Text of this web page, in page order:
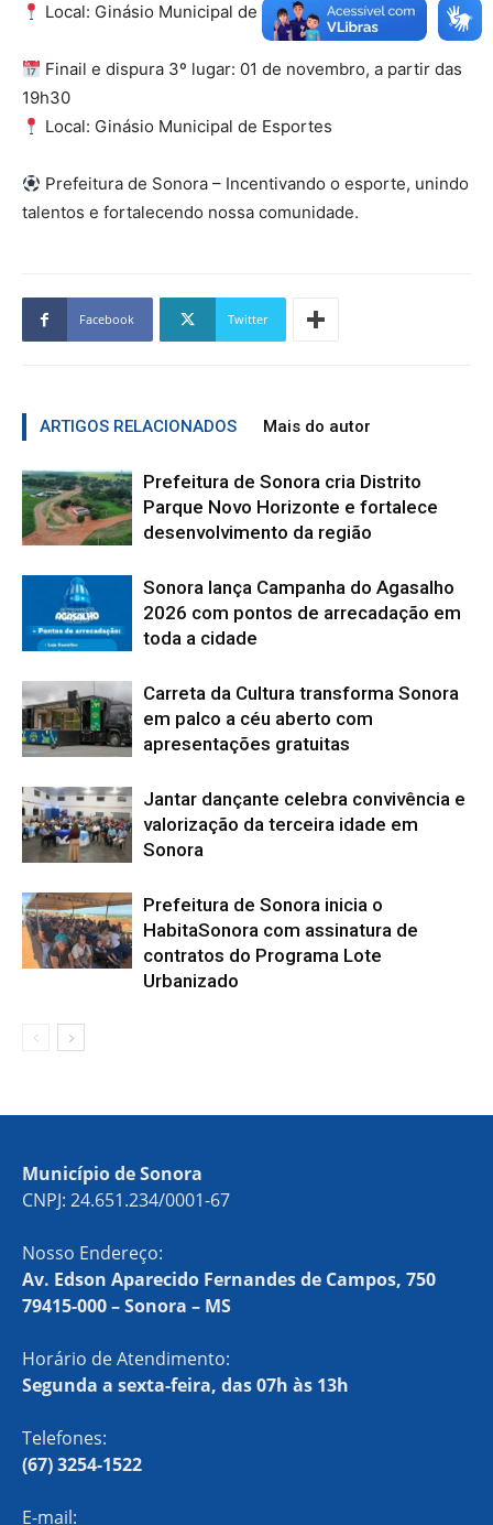
Local: Ginásio Municipal de Esportes
Finail e dispura 3º lugar: 01 de novembro, a partir das
19h30
Local: Ginásio Municipal de Esportes
Prefeitura de Sonora – Incentivando o esporte, unindo
talentos e fortalecendo nossa comunidade.
Facebook Twitter
ARTIGOS RELACIONADOS Mais do autor
Prefeitura de Sonora cria Distrito
Parque Novo Horizonte e fortalece
desenvolvimento da região
Sonora lança Campanha do Agasalho
2026 com pontos de arrecadação em
toda a cidade
Carreta da Cultura transforma Sonora
em palco a céu aberto com
apresentações gratuitas
Jantar dançante celebra convivência e
valorização da terceira idade em
Sonora
Prefeitura de Sonora inicia o
HabitaSonora com assinatura de
contratos do Programa Lote
Urbanizado
Município de Sonora
CNPJ: 24.651.234/0001-67
Nosso Endereço:
Av. Edson Aparecido Fernandes de Campos, 750
79415-000 – Sonora – MS
Horário de Atendimento:
Segunda a sexta-feira, das 07h às 13h
Telefones:
(67) 3254-1522
E-mail: